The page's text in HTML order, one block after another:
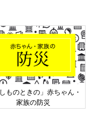
占術 細木かおりさんの人生
相談